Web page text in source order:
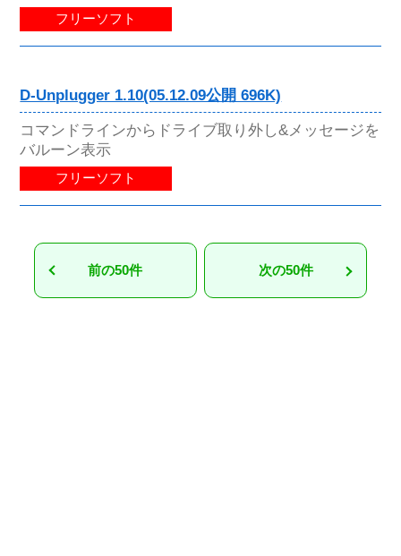
フリーソフト
D-Unplugger 1.10(05.12.09公開 696K)
コマンドラインからドライブ取り外し&メッセージを
バルーン表示
フリーソフト
前の50件 次の50件